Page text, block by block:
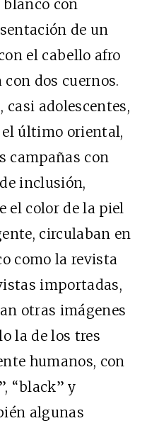
con
de un
el cabello afro
con dos cuernos.
casi adolescentes,
último oriental,
campañas con
inclusión,
el color de la piel
circulaban en
como la revista
importadas,
otras imágenes
la de los tres
humanos, con
“black” y
algunas